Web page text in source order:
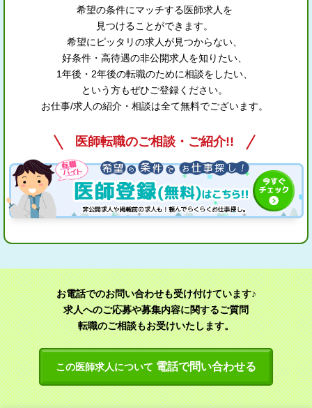
希望の条件にマッチする医師求人を
見つけることができます。
希望にピッタリの求人が見つからない、
好条件・高待遇の非公開求人を知りたい、
1年後・2年後の転職のために相談をしたい、
という方もぜひご登録ください。
お仕事/求人の紹介・相談は全て無料でございます。
医師転職のご相談・ご紹介!!
お電話でのお問い合わせも受け付けています♪
求人へのご応募や募集内容に関するご質問
転職のご相談もお受けいたします。
この医師求人について 電話で問い合わせる